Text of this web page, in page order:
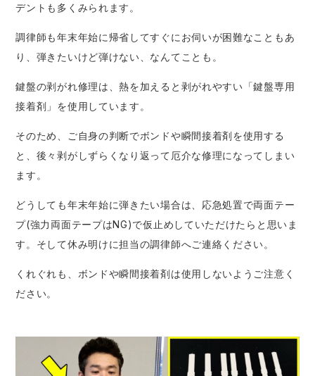
デントも多くみられます。
調律師も年末年始に帰省してすぐにお伺いが困難なこともあ
り、弾きたいけど弾けない、なんてことも。
鍵盤の剥がれ修理は、熱を加えると剥がれやすい「鍵盤専用
接着剤」を使用しています。
そのため、ご自身の判断でボンドや瞬間接着剤を使用する
と、後々剥がしずらくなり返って厄介な修理になってしまい
ます。
どうしても年末年始に弾きたい場合は、応急処置で両面テー
プ(強力両面テープはNG)で仮止めしていただけたらと思いま
す。そして休み明けに担当の調律師へご連絡ください。
くれぐれも、ボンドや瞬間接着剤は使用しないようご注意く
ださい。